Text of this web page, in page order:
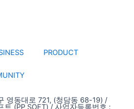
PRODUCT
영동대로 721, (청담동 68-19) /
트 (PP SOFT) / 사업자등록번호 :